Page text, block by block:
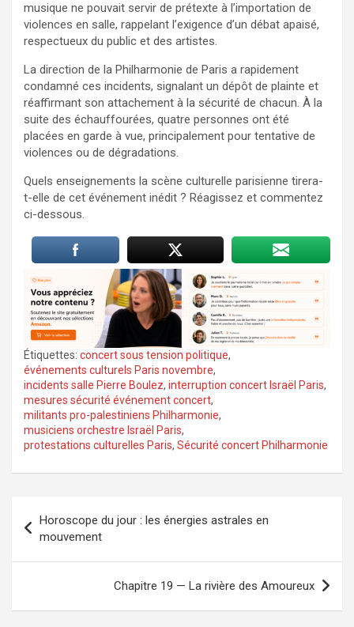
musique ne pouvait servir de prétexte à l’importation de
violences en salle, rappelant l’exigence d’un débat apaisé,
respectueux du public et des artistes.
La direction de la Philharmonie de Paris a rapidement
condamné ces incidents, signalant un dépôt de plainte et
réaffirmant son attachement à la sécurité de chacun. À la
suite des échauffourées, quatre personnes ont été
placées en garde à vue, principalement pour tentative de
violences ou de dégradations.
Quels enseignements la scène culturelle parisienne tirera-
t-elle de cet événement inédit ? Réagissez et commentez
ci-dessous.
Étiquettes: concert sous tension politique,
événements culturels Paris novembre,
incidents salle Pierre Boulez, interruption concert Israël Paris,
mesures sécurité événement concert,
militants pro-palestiniens Philharmonie,
musiciens orchestre Israël Paris,
protestations culturelles Paris, Sécurité concert Philharmonie
de
l’article
Horoscope du jour : les énergies astrales en
mouvement
Chapitre 19 — La rivière des Amoureux